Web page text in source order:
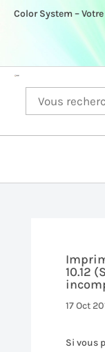
Color System –
10.12
17 Oct
Si vous